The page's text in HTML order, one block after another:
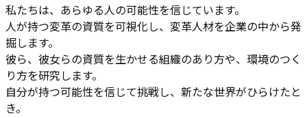
私たちは、あらゆる人の可能性を信じています。
人が持つ変革の資質を可視化し、変革人材を企業の中から発
掘します。
彼ら、彼女らの資質を生かせる組織のあり方や、環境のつく
り方を研究します。
自分が持つ可能性を信じて挑戦し、新たな世界がひらけたと
き。